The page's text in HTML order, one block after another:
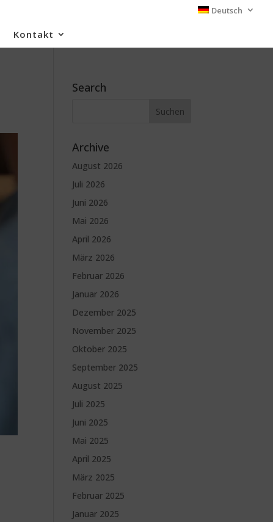
Deutsch
Kontakt
Search
Archive
August 2026
Juli 2026
Juni 2026
Mai 2026
April 2026
März 2026
Februar 2026
Januar 2026
Dezember 2025
November 2025
Oktober 2025
September 2025
August 2025
Juli 2025
Juni 2025
Mai 2025
April 2025
März 2025
Februar 2025
Januar 2025